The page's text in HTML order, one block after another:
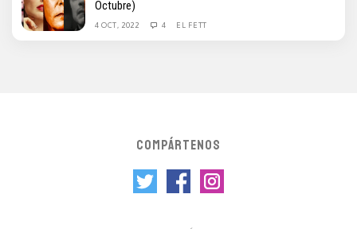
Octubre)
4 OCT, 2022 4 EL FETT
COMPÁRTENOS